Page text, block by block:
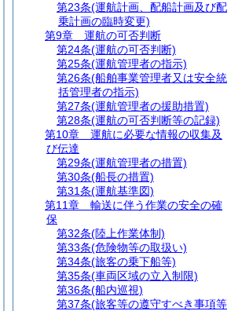
第23条(運航計画、配船計画及び配
乗計画の臨時変更)
第9章
運航の可否判断
第24条(運航の可否判断)
第25条(運航管理者の指示)
第26条(船舶事業管理者又は安全統
括管理者の指示)
第27条(運航管理者の援助措置)
第28条(運航の可否判断等の記録)
第10章
運航に必要な情報の収集及
び伝達
第29条(運航管理者の措置)
第30条(船長の措置)
第31条(運航基準図)
第11章
輸送に伴う作業の安全の確
保
第32条(陸上作業体制)
第33条(危険物等の取扱い)
第34条(旅客の乗下船等)
第35条(車両区域の立入制限)
第36条(船内巡視)
第37条(旅客等の遵守すべき事項等